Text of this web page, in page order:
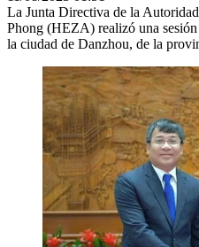
La Junta Directiva de la
Phong (HEZA) realizó una
la ciudad de Danzhou, de la